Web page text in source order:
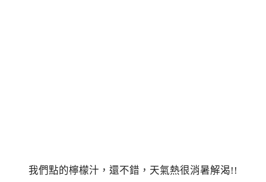
我們點的檸檬汁，還不錯，天氣熱很消暑解渴!!